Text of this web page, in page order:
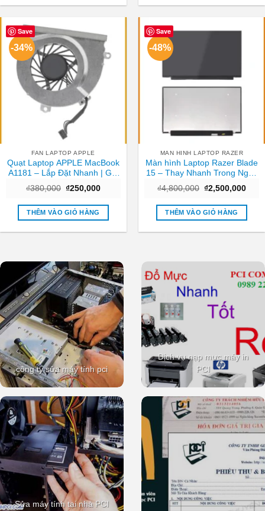
Save
-34%
FAN LAPTOP APPLE
Quạt Laptop APPLE MacBook
A1181 – Lắp Đặt Nhanh | Giá
₫380,000 Giá
là:
₫380,000.
₫250,000Giá
tại
₫250,000.
THÊM VÀO GIỎ HÀNG
Save
-48%
MAN HINH LAPTOP RAZER
Màn hình Laptop Razer Blade
15 – Thay Nhanh Trong Ngày
₫4,800,000 Giá
là:
₫4,800,000.
₫2,500,000Giá
tại
THÊM VÀO GIỎ HÀNG
công ty sửa máy tính pci
Dịch vụ nạp mực máy in
PCI
Sửa máy tính tại nhà PCI